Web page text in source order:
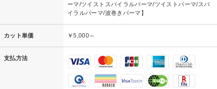
ーマ/ツイストスパイラルパーマ/ツイストパーマ/スパ
イラルパーマ/波巻きパーマ】
カット単価 ￥5,000～
支払方法